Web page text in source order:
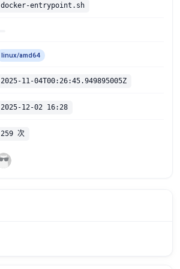
docker-entrypoint.sh
linux/amd64
2025-11-04T00:26:45.949895005Z
2025-12-02 16:28
259 次